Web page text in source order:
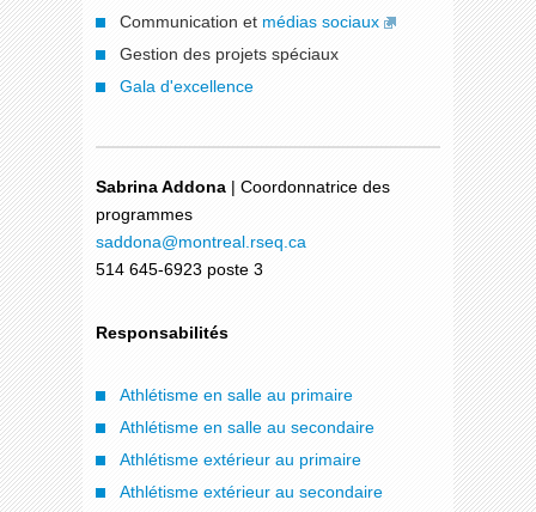
Communication et médias sociaux
Gestion des projets spéciaux
Gala d'excellence
Sabrina Addona | Coordonnatrice des
programmes
saddona@montreal.rseq.ca
514 645-6923 poste 3
Responsabilités
Athlétisme en salle au primaire
Athlétisme en salle au secondaire
Athlétisme extérieur au primaire
Athlétisme extérieur au secondaire